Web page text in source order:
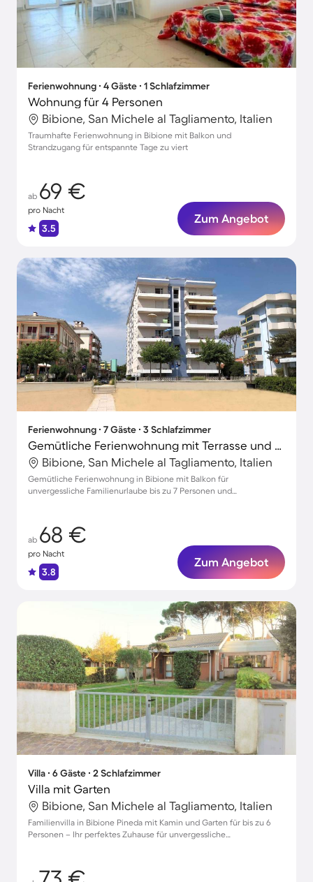
Ferienwohnung ∙ 4 Gäste ∙ 1 Schlafzimmer
Wohnung für 4 Personen
Bibione, San Michele al Tagliamento, Italien
Traumhafte Ferienwohnung in Bibione mit Balkon und
Strandzugang für entspannte Tage zu viert
ab 69 €
pro Nacht
3.5
Zum Angebot
Ferienwohnung ∙ 7 Gäste ∙ 3 Schlafzimmer
Gemütliche Ferienwohnung mit Terrasse und Garten | Neben dem Strand
Bibione, San Michele al Tagliamento, Italien
Gemütliche Ferienwohnung in Bibione mit Balkon für
unvergessliche Familienurlaube bis zu 7 Personen und
ab 68 €
pro Nacht
3.8
Zum Angebot
Villa ∙ 6 Gäste ∙ 2 Schlafzimmer
Villa mit Garten
Bibione, San Michele al Tagliamento, Italien
Familienvilla in Bibione Pineda mit Kamin und Garten für bis zu 6
Personen – Ihr perfektes Zuhause für unvergessliche